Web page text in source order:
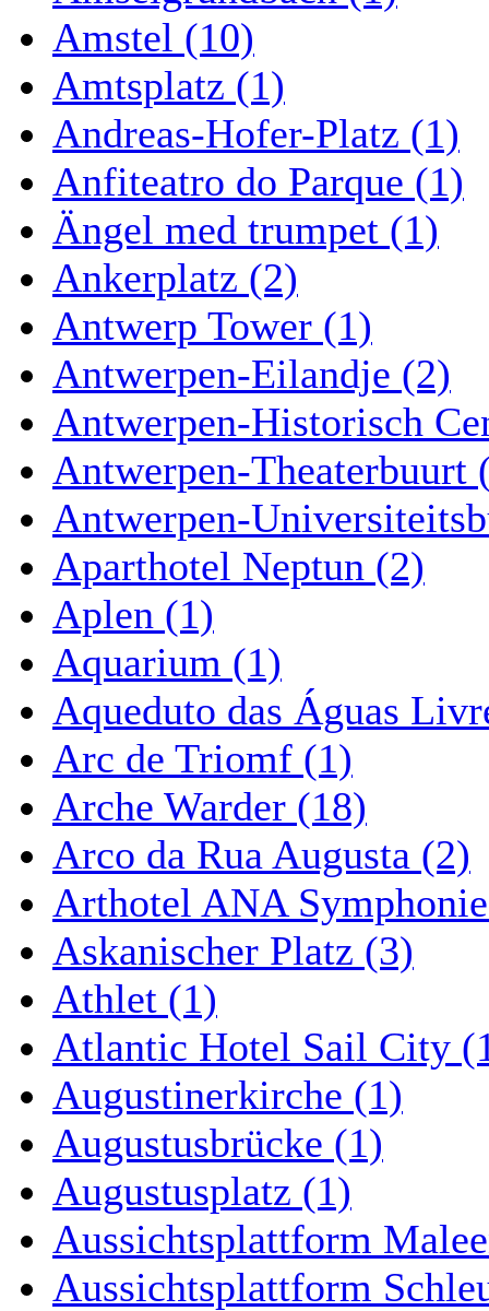
Amstel (10)
Amtsplatz (1)
Andreas-Hofer-Platz (1)
Anfiteatro do Parque (1)
Ängel med trumpet (1)
Ankerplatz (2)
Antwerp Tower (1)
Antwerpen-Eilandje (2)
Antwerpen-Historisch
Antwerpen-Theaterbuurt
Antwerpen-
Aparthotel Neptun (2)
Aplen (1)
Aquarium (1)
Aqueduto das Águas
Arc de Triomf (1)
Arche Warder (18)
Arco da Rua Augusta (2)
Arthotel ANA
Askanischer Platz (3)
Athlet (1)
Atlantic Hotel Sail City
Augustinerkirche (1)
Augustusbrücke (1)
Augustusplatz (1)
Aussichtsplattform
Aussichtsplattform